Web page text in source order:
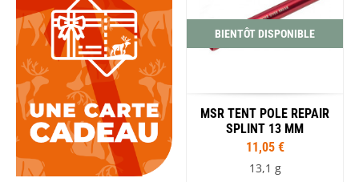
BIENTÔT DISPONIBLE
MSR TENT POLE REPAIR
SPLINT 13 MM
11,05 €
13,1 g